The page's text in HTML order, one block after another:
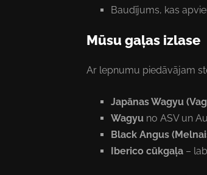
Baudījums, kas
Mūsu gaļas izlase
Ar lepnumu piedāvājam
Japānas Wagyu
Wagyu no ASV un
Black Angus
Iberico cūkgaļa –